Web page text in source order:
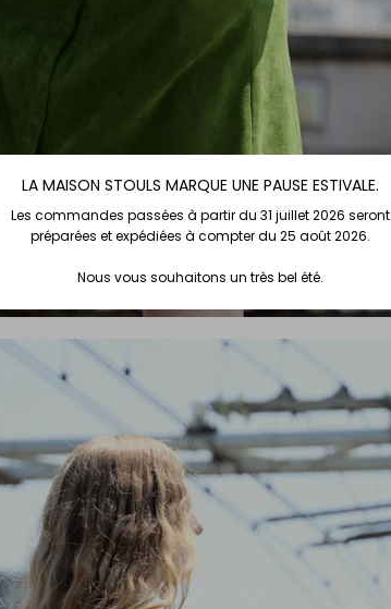
LA MAISON STOULS MARQUE UNE PAUSE ESTIVALE.
Les commandes passées à partir du 31 juillet 2026 seront
préparées et expédiées à compter du 25 août 2026.
Nous vous souhaitons un très bel été.